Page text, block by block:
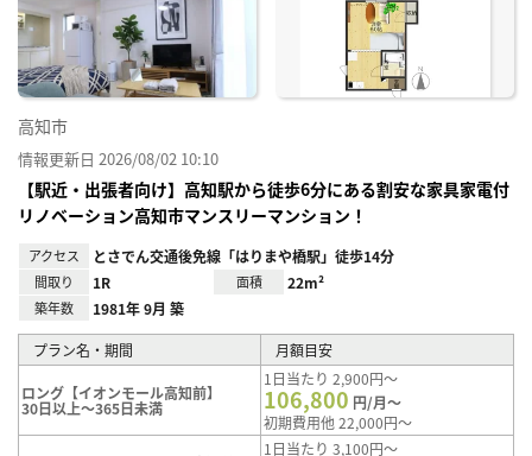
高知市
情報更新日 2026/08/02 10:10
【駅近・出張者向け】高知駅から徒歩6分にある割安な家具家電付
リノベーション高知市マンスリーマンション！
アクセス とさでん交通後免線「はりまや橋駅」徒歩14分
間取り 1R 面積 22m²
築年数 1981年 9月 築
プラン名・期間 月額目安
ロング【イオンモール高知前】
30日以上～365日未満
1日当たり 2,900円～
106,800 円/月～
初期費用他 22,000円～
1日当たり 3,100円～